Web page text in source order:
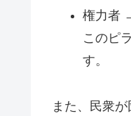
権力者
このピ
す。
また、民衆